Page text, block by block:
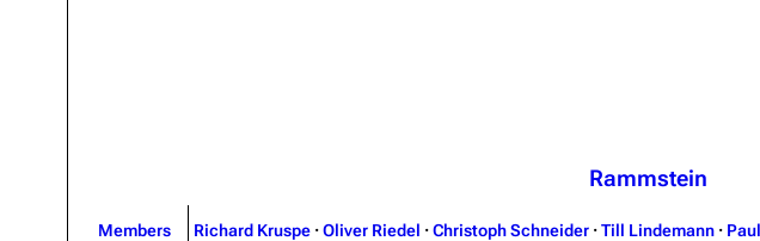
Rammstein
Members Richard Kruspe · Oliver Riedel · Christoph Schneider · Till Lindemann ·